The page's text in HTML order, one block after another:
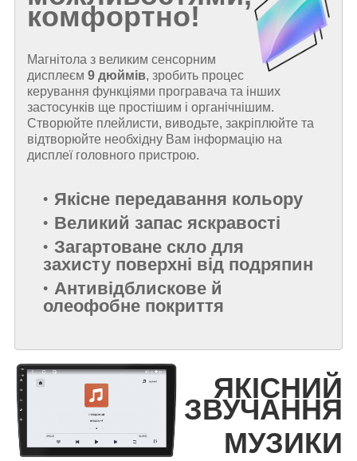
комфортно!
Магнітола з великим сенсорним
дисплеєм 9 дюймів, зробить процес
керування функціями програвача та інших
застосунків ще простішим і органічнішим.
Створюйте плейлисти, виводьте, закріплюйте та
відтворюйте необхідну Вам інформацію на
дисплеї головного пристрою.
Якісне передавання кольору
Великий запас яскравості
Загартоване скло для
захисту поверхні від подряпин
Антивідблискове й
олеофобне покриття
ЯКІСНИЙ
ЗВУЧАННЯ
МУЗИКИ